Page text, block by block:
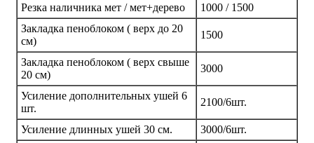
Резка наличника мет / мет+дерево
1000 / 1500
Закладка пеноблоком ( верх до 20
см)
1500
Закладка пеноблоком ( верх свыше
20 см)
3000
Усиление дополнительных ушей 6
шт.
2100/6шт.
Усиление длинных ушей 30 см.
3000/6шт.